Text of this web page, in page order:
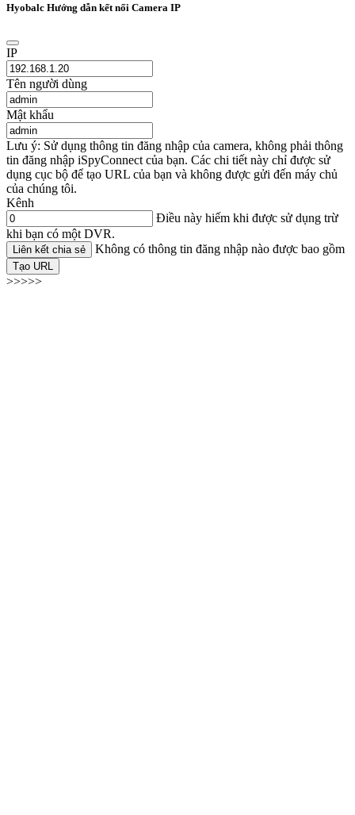
Hyobalc Hướng dẫn kết nối Camera IP
IP
Tên người dùng
Mật khẩu
Lưu ý: Sử dụng thông tin đăng nhập của camera, không phải thông
tin đăng nhập iSpyConnect của bạn. Các chi tiết này chỉ được sử
dụng cục bộ để tạo URL của bạn và không được gửi đến máy chủ
của chúng tôi.
Kênh
Điều này hiếm khi được sử dụng trừ
khi bạn có một DVR.
Liên kết chia sẻ Không có thông tin đăng nhập nào được bao gồm
Tạo URL
>>>>>